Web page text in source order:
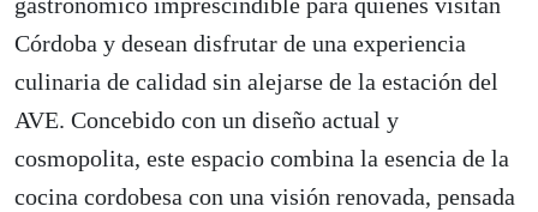
Córdoba y desean disfrutar de una experiencia
culinaria de calidad sin alejarse de la estación del
AVE. Concebido con un diseño actual y
cosmopolita, este espacio combina la esencia de la
cocina cordobesa con una visión renovada, pensada